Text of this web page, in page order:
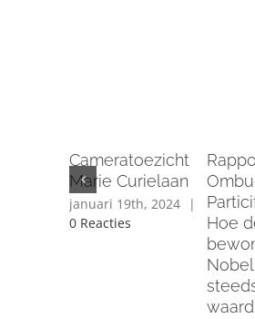
Cameratoezicht
Marie Curielaan
januari 19th, 2024
|
0 Reacties
Hoe